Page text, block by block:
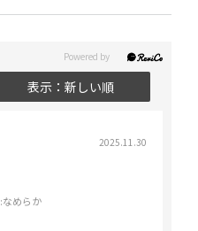
表示：新しい順
2025.11.30
:なめらか